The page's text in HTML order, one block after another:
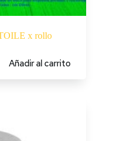
x rollo
Añadir al carrito